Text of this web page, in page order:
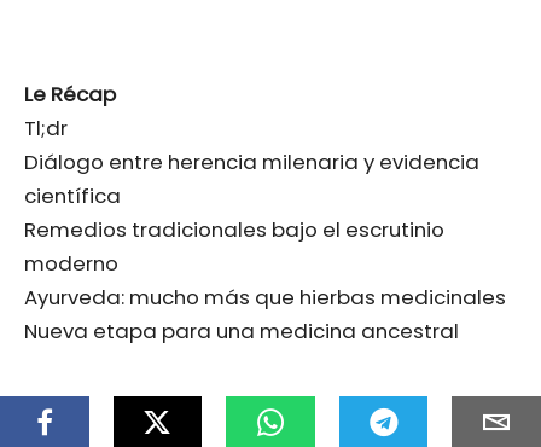
Le Récap
Tl;dr
Diálogo entre herencia milenaria y evidencia
científica
Remedios tradicionales bajo el escrutinio
moderno
Ayurveda: mucho más que hierbas medicinales
Nueva etapa para una medicina ancestral